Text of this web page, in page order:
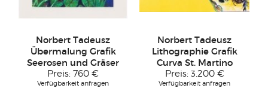
Norbert Tadeusz
Übermalung Grafik
Seerosen und Gräser
Preis: 760 €
Verfügbarkeit anfragen
Norbert Tadeusz
Lithographie Grafik
Curva St. Martino
Preis: 3.200 €
Verfügbarkeit anfragen